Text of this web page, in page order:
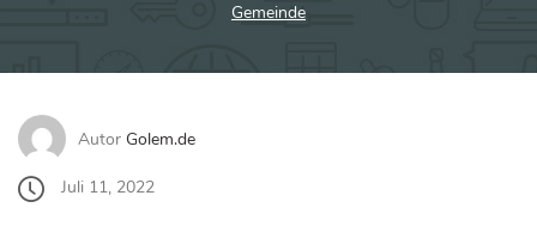
Gemeinde
Autor Golem.de
Juli 11, 2022